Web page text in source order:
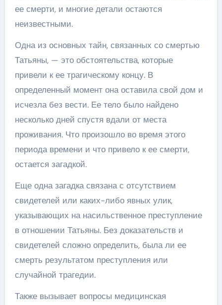
ее смерти, и многие детали остаются
неизвестными.
Одна из основных тайн, связанных со смертью
Татьяны, — это обстоятельства, которые
привели к ее трагическому концу. В
определенный момент она оставила свой дом и
исчезла без вести. Ее тело было найдено
несколько дней спустя вдали от места
проживания. Что произошло во время этого
периода времени и что привело к ее смерти,
остается загадкой.
Еще одна загадка связана с отсутствием
свидетелей или каких-либо явных улик,
указывающих на насильственное преступление
в отношении Татьяны. Без доказательств и
свидетелей сложно определить, была ли ее
смерть результатом преступления или
случайной трагедии.
Также вызывает вопросы медицинская